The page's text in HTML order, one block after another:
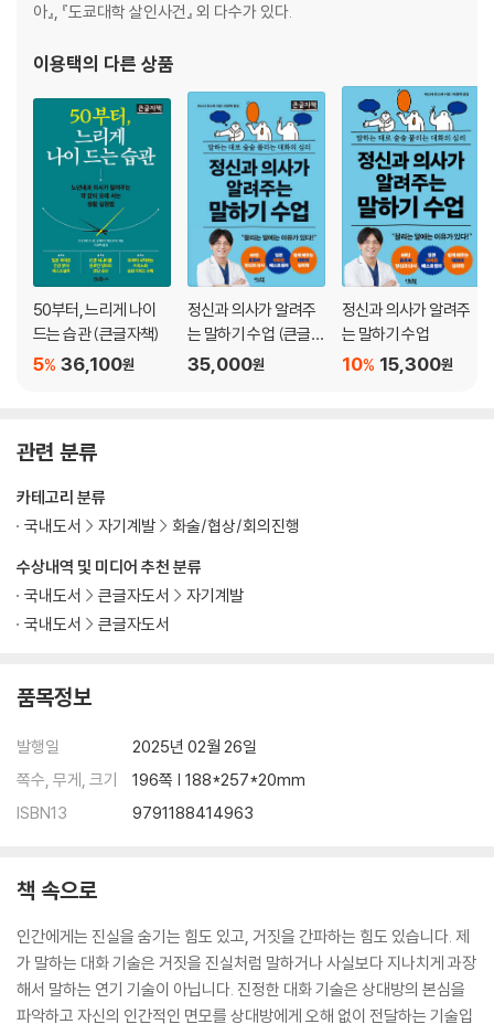
column 영유아와 정신과 환자의 공통점
25 상대방의 뇌 처리 속도와 작업 기억 용량에 맞춘다
26 상대방의 말을 재구성하면서 이야기한다
27 부정적인 말을 긍정적으로 바꿔서 되돌려준다
column 정신과 의사의 말을 긍정적으로 바꾸는 기술
column ‘있는 그대로’ 받아들인다
28 상대방에게 새로운 관점을 보여주는 대화 기술 3가지
column 정신과 의사는 어떻게 메타인지를 익히는가?
29 본론에 들어가기에 앞서 ‘잡담’을 한다
30 문제 대부분 정답이 존재한다
31 목표를 앞두고 일부러 대화를 중단한다
32 소크라테스의 방법론으로 상대방에게 깨우침을 준다
column 상대방을 몰아붙이지 않고 깨달음을 불러일으키려면?
옮긴이의 글_ 정신과 의사의 대화법은 인생을 살아가는 데 필요한 무기
아』, 『도쿄대학 살인사건』 외 다수가 있다.
이용택의 다른 상품
50부터, 느리게 나이
드는 습관 (큰글자책)
36,100원
5%
정신과 의사가 알려주
는 말하기 수업 (큰글자
책)
35,000원
정신과 의사가 알려주
는 말하기 수업
15,300원
10%
관련 분류
수상내역 및 미디어 추천 분류
국내도서
큰글자도서
자기계발
국내도서
큰글자도서
카테고리 분류
국내도서
자기계발 화술/협상/회의진행
품목정보
발행일
2025년 02월 26일
쪽수, 무게, 크기
196쪽 | 188*257*20mm
ISBN13
9791188414963
책 속으로
인간에게는 진실을 숨기는 힘도 있고, 거짓을 간파하는 힘도 있습니다. 제
가 말하는 대화 기술은 거짓을 진실처럼 말하거나 사실보다 지나치게 과장
해서 말하는 연기 기술이 아닙니다. 진정한 대화 기술은 상대방의 본심을
파악하고 자신의 인간적인 면모를 상대방에게 오해 없이 전달하는 기술입